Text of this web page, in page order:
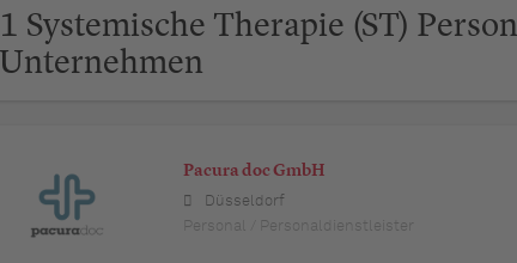
1 Systemische Therapie (ST)
Unternehmen
Pacura doc GmbH
Düsseldorf
Personal / Personaldienstleister